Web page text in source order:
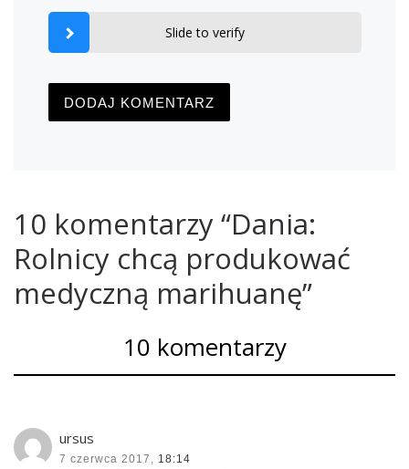
Slide to verify
10 komentarzy “Dania:
Rolnicy chcą produkować
medyczną marihuanę”
10 komentarzy
ursus
7 czerwca 2017, 18:14